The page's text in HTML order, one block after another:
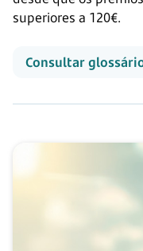
superiores a 120€.
Consultar